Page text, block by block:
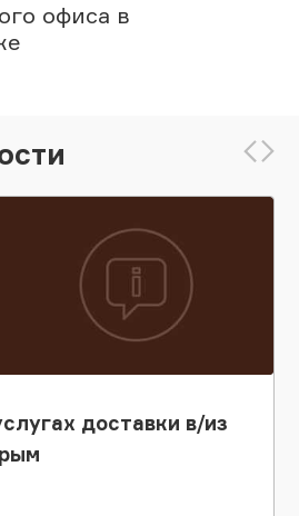
офиса в
доставки в/из